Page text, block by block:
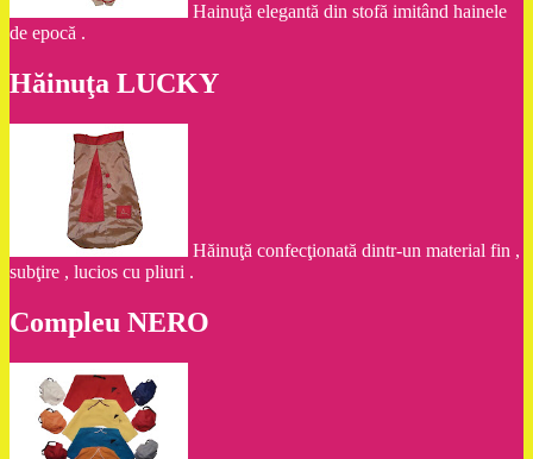
Hainuţă elegantă din stofă imitând hainele
de epocă .
Hăinuţa LUCKY
Hăinuţă confecţionată dintr-un material fin ,
subţire , lucios cu pliuri .
Compleu NERO